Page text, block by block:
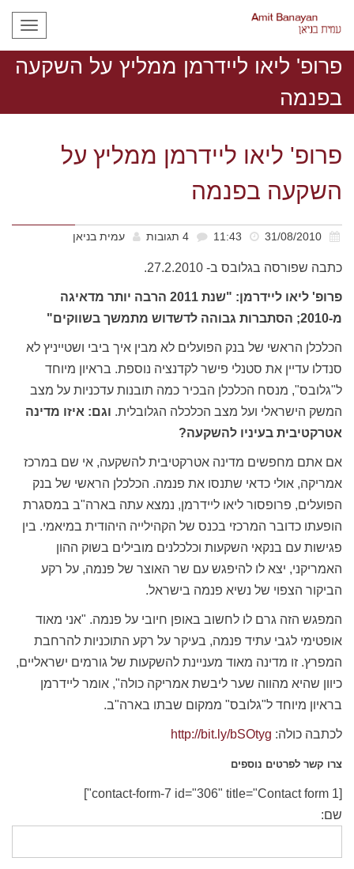
פרופ' ליאו ליידרמן ממליץ על השקעה
בפנמה
פרופ' ליאו ליידרמן ממליץ על
השקעה בפנמה
4 תגובות עמית בניאן
כתבה שפורסה בגלובס ב- 27.2.2010.
פרופ' ליאו ליידרמן: "שנת 2011 הרבה יותר מדאיגה
מ-2010; הסתברות גבוהה לדשדוש מתמשך בשווקים
"
הכלכלן הראשי של בנק הפועלים לא מבין איך ביבי ושטייניץ לא
סנדלו עדיין את סטנלי פישר לקדנציה נוספת. בראיון מיוחד
ל"גלובס", מנסח הכלכלן הבכיר כמה תובנות עדכניות על מצב
המשק הישראלי ועל מצב הכלכלה הגלובלית. וגם: איזו מדינה
אטרקטיבית בעיניו להשקעה?
אם אתם מחפשים מדינה אטרקטיבית להשקעה, אי שם במרכז
אמריקה, אולי כדאי שתנסו את פנמה. הכלכלן הראשי של בנק
הפועלים, פרופסור ליאו ליידרמן, נמצא עתה בארה"ב במסגרת
הופעתו כדובר המרכזי בכנס של הקהילייה היהודית במיאמי. בין
פגישות עם בנקאי השקעות וכלכלנים מובילים בשוק ההון
האמריקני, יצא לו להיפגש עם שר האוצר של פנמה, על רקע
הביקור הצפוי של נשיא פנמה בישראל.
המפגש הזה גרם לו לחשוב באופן חיובי על פנמה. "אני מאוד
אופטימי לגבי עתיד פנמה, בעיקר על רקע התוכניות להרחבת
המפרץ. זו מדינה מאוד מעניינת להשקעות של גורמים ישראליים,
כיוון שהיא מהווה שער ליבשת אמריקה כולה", אומר ליידרמן
בראיון מיוחד ל"גלובס" ממקום שבתו בארה"ב.
לכתבה כולה: http://bit.ly/bSOtyg
צרו קשר לפרטים נוספים
[contact-form-7 id="306" title="Contact form 1"]
שם: